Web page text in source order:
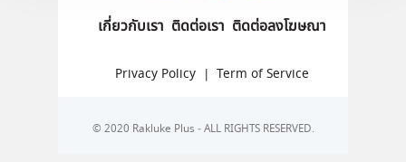
เกี่ยวกับเรา ติดต่อเรา ติดต่อลงโฆษณา
Privacy Policy | Term of Service
© 2020 Rakluke Plus - ALL RIGHTS RESERVED.